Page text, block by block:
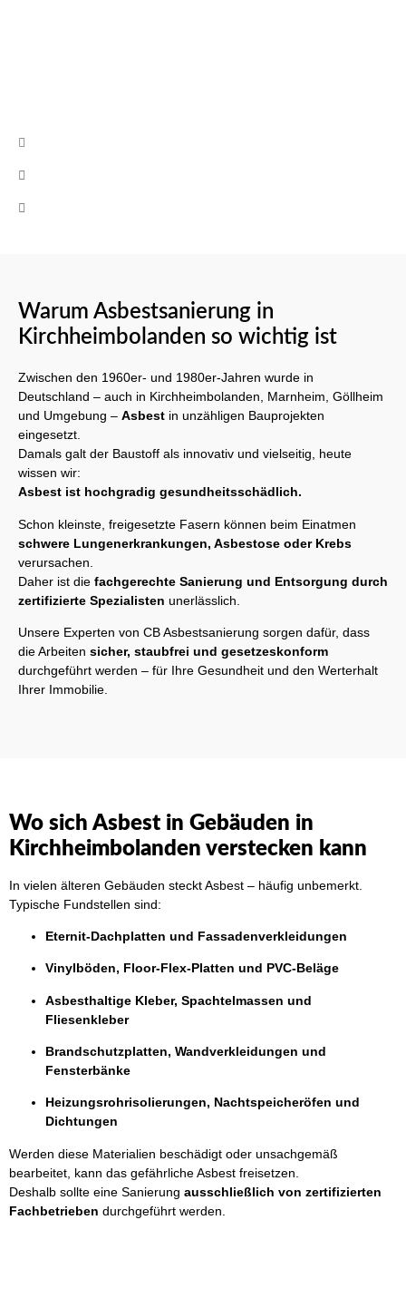
Warum Asbestsanierung in
Kirchheimbolanden so wichtig ist
Zwischen den 1960er- und 1980er-Jahren wurde in
Deutschland – auch in Kirchheimbolanden, Marnheim, Göllheim
und Umgebung – Asbest in unzähligen Bauprojekten
eingesetzt.
Damals galt der Baustoff als innovativ und vielseitig, heute
wissen wir:
Asbest ist hochgradig gesundheitsschädlich.
Schon kleinste, freigesetzte Fasern können beim Einatmen
schwere Lungenerkrankungen, Asbestose oder Krebs
verursachen.
Daher ist die fachgerechte Sanierung und Entsorgung durch
zertifizierte Spezialisten unerlässlich.
Unsere Experten von CB Asbestsanierung sorgen dafür, dass
die Arbeiten sicher, staubfrei und gesetzeskonform
durchgeführt werden – für Ihre Gesundheit und den Werterhalt
Ihrer Immobilie.
Wo sich Asbest in Gebäuden in
Kirchheimbolanden verstecken kann
In vielen älteren Gebäuden steckt Asbest – häufig unbemerkt.
Typische Fundstellen sind:
Eternit-Dachplatten und Fassadenverkleidungen
Vinylböden, Floor-Flex-Platten und PVC-Beläge
Asbesthaltige Kleber, Spachtelmassen und
Fliesenkleber
Brandschutzplatten, Wandverkleidungen und
Fensterbänke
Heizungsrohrisolierungen, Nachtspeicheröfen und
Dichtungen
Werden diese Materialien beschädigt oder unsachgemäß
bearbeitet, kann das gefährliche Asbest freisetzen.
Deshalb sollte eine Sanierung ausschließlich von zertifizierten
Fachbetrieben durchgeführt werden.